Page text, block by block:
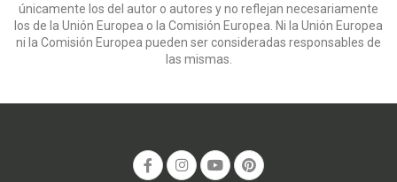
únicamente los del autor o autores y no reflejan necesariamente
los de la Unión Europea o la Comisión Europea. Ni la Unión Europea
ni la Comisión Europea pueden ser consideradas responsables de
las mismas.